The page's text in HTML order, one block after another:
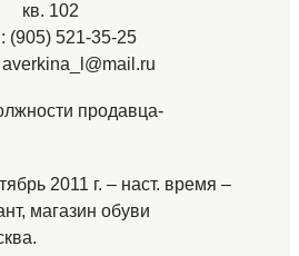
кв. 102
(905) 521-35-25
продавца-
2011 г. – наст. время –
магазин обуви